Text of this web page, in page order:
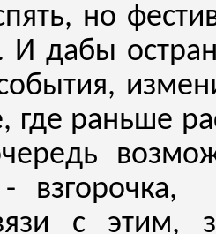
но
И дабы
где раньше
взгорочка,
с этим,